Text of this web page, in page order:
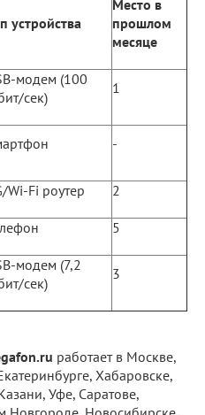
устройства
Место в
прошлом
месяце
модем (100
сек)
1
-
Wi-Fi роутер 2
5
модем (7,2
сек)
3
.ru работает в Москве,
Хабаровске,
Уфе, Саратове,